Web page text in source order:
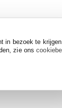
in bezoek te
zie ons